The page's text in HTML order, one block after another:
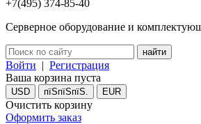
+7(495) 374-85-40
Серверное оборудование и
Войти | Регистрация
Ваша корзина пуста
USD пїЅпїЅпїЅ. EUR
Очистить корзину
Оформить заказ